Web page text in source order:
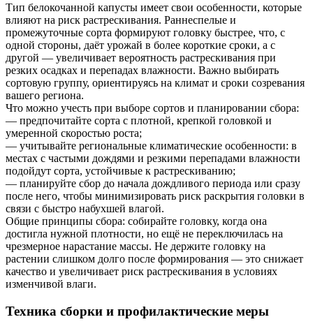
Тип белокочанной капусты имеет свои особенности, которые
влияют на риск растрескивания. Раннеспелые и
промежуточные сорта формируют головку быстрее, что, с
одной стороны, даёт урожай в более короткие сроки, а с
другой — увеличивает вероятность растрескивания при
резких осадках и перепадах влажности. Важно выбирать
сортовую группу, ориентируясь на климат и сроки созревания
вашего региона.
Что можно учесть при выборе сортов и планировании сбора:
— предпочитайте сорта с плотной, крепкой головкой и
умеренной скоростью роста;
— учитывайте региональные климатические особенности: в
местах с частыми дождями и резкими перепадами влажности
подойдут сорта, устойчивые к растрескиванию;
— планируйте сбор до начала дождливого периода или сразу
после него, чтобы минимизировать риск раскрытия головки в
связи с быстро набухшей влагой.
Общие принципы сбора: собирайте головку, когда она
достигла нужной плотности, но ещё не переключилась на
чрезмерное нарастание массы. Не держите головку на
растении слишком долго после формирования — это снижает
качество и увеличивает риск растрескивания в условиях
изменчивой влаги.
Техника сборки и профилактические меры